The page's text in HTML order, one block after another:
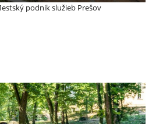
podnik služieb Prešov